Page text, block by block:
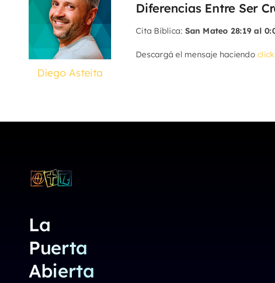
Diego Asteita
Diferencias Entre Ser
Cita Bíblica: San Mateo 28:19 al
Descargá el mensaje haciendo
La
Puerta
Abierta